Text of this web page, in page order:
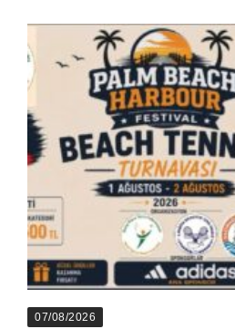
07/08/2026